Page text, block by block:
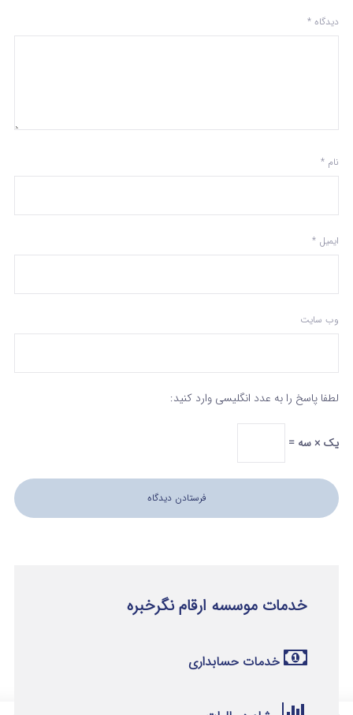
دیدگاه *
نام *
ایمیل *
وب‌ سایت
لطفا پاسخ را به عدد انگلیسی وارد کنید:
یک × سه =
خدمات موسسه ارقام نگرخبره
خدمات حسابداری